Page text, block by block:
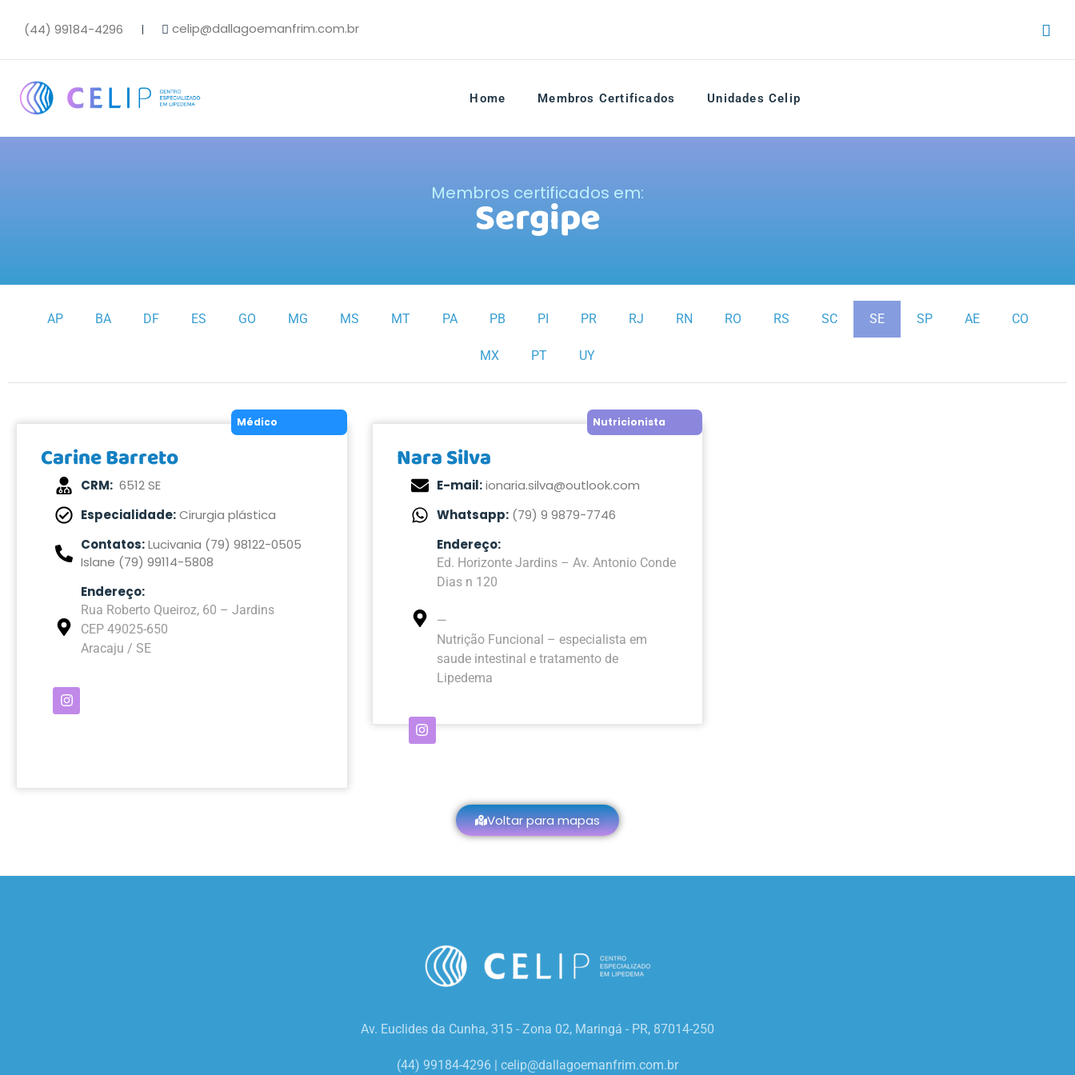
(44) 99184-4296 celip@dallagoemanfrim.com.br
Home Membros Certificados Unidades Celip
Membros certificados em:
Sergipe
AP BA DF ES GO MG MS MT PA PB PI PR RJ RN RO RS SC SE SP AE CO
MX PT UY
Médico
Carine Barreto
CRM: 6512 SE
Especialidade:Cirurgia plástica
Contatos:Lucivania (79) 98122-0505
Islane (79) 99114-5808
Endereço:
Rua Roberto Queiroz, 60 – Jardins
CEP 49025-650
Aracaju / SE
Nutricionista
Nara Silva
E-mail: ionaria.silva@outlook.com
Whatsapp:(79) 9 9879-7746
Endereço:
Ed. Horizonte Jardins – Av. Antonio Conde
Dias n 120
—
Nutrição Funcional – especialista em
saude intestinal e tratamento de
Lipedema
Voltar para mapas
Av. Euclides da Cunha, 315 - Zona 02, Maringá - PR, 87014-250
(44) 99184-4296 | celip@dallagoemanfrim.com.br